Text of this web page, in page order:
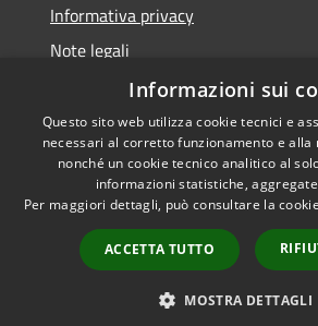
Informativa privacy
Note legali
Dichiarazione di accessibilità
RSS
Accessibilità
Informazioni sui
Questo sito web utilizza cookie tecnici e
necessari al corretto funzionamento e alla
nonché un cookie tecnico analitico al
informazioni statistiche,
Per maggiori dettagli, può consultare la
ACCETTA TUTTO
MOSTRA DETTAGLI